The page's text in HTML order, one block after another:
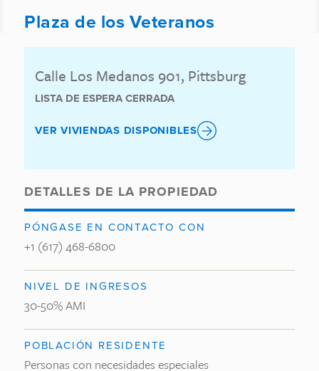
Plaza de los Veteranos
Calle Los Medanos 901, Pittsburg
LISTA DE ESPERA CERRADA
VER VIVIENDAS DISPONIBLES
DETALLES DE LA PROPIEDAD
PÓNGASE EN CONTACTO CON
+1 (617) 468-6800
NIVEL DE INGRESOS
30-50% AMI
POBLACIÓN RESIDENTE
Personas con necesidades especiales